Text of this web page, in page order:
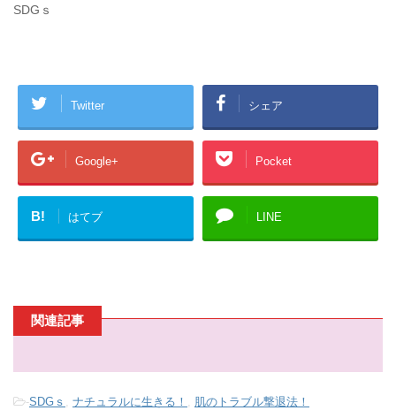
)
ま
す
)
SDGｓ
Twitter シェア
Google+ Pocket
B! はてブ LINE
関連記事
-SDGｓ ナチュラルに生きる！
肌のトラブル撃退法！